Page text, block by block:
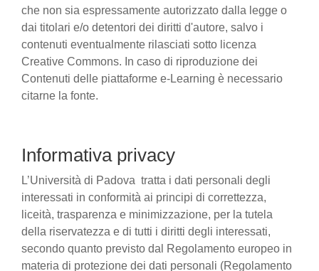
che non sia espressamente autorizzato dalla legge o
dai titolari e/o detentori dei diritti d'autore, salvo i
contenuti eventualmente rilasciati sotto licenza
Creative Commons. In caso di riproduzione dei
Contenuti delle piattaforme e-Learning è necessario
citarne la fonte.
Informativa privacy
L’Università di Padova tratta i dati personali degli
interessati in conformità ai principi di correttezza,
liceità, trasparenza e minimizzazione, per la tutela
della riservatezza e di tutti i diritti degli interessati,
secondo quanto previsto dal Regolamento europeo in
materia di protezione dei dati personali (Regolamento